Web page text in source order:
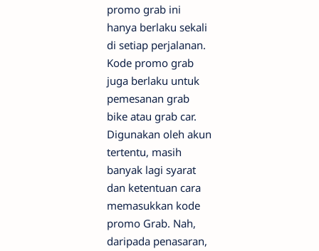
promo grab ini
hanya berlaku sekali
di setiap perjalanan.
Kode promo grab
juga berlaku untuk
pemesanan grab
bike atau grab car.
Digunakan oleh akun
tertentu, masih
banyak lagi syarat
dan ketentuan cara
memasukkan kode
promo Grab. Nah,
daripada penasaran,